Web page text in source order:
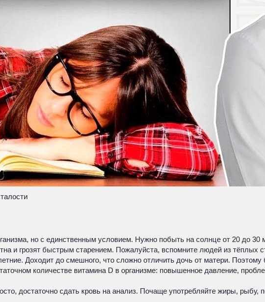
но с единственным условием. Нужно побыть на солнце от 20 до 30
и грозят быстрым старением. Пожалуйста, вспомните людей из тёплых
Доходит до смешного, что сложно отличить дочь от матери.
количестве витамина D в организме: повышенное давление,
достаточно сдать кровь на анализ. Почаще употребляйте жиры,